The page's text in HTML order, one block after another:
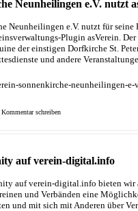
Neunheilingen e.V. nutzt
Neunheilingen e.V. nutzt für seine
Plugin asVerein.
der einstigen Dorfkirche St.
und andere
sonnenkirche-neunheilingen-e-
Kommentar schreiben
auf verein-digital.info
auf verein-digital.info bieten wir
und Verbänden eine
und mit sich mit Anderen über